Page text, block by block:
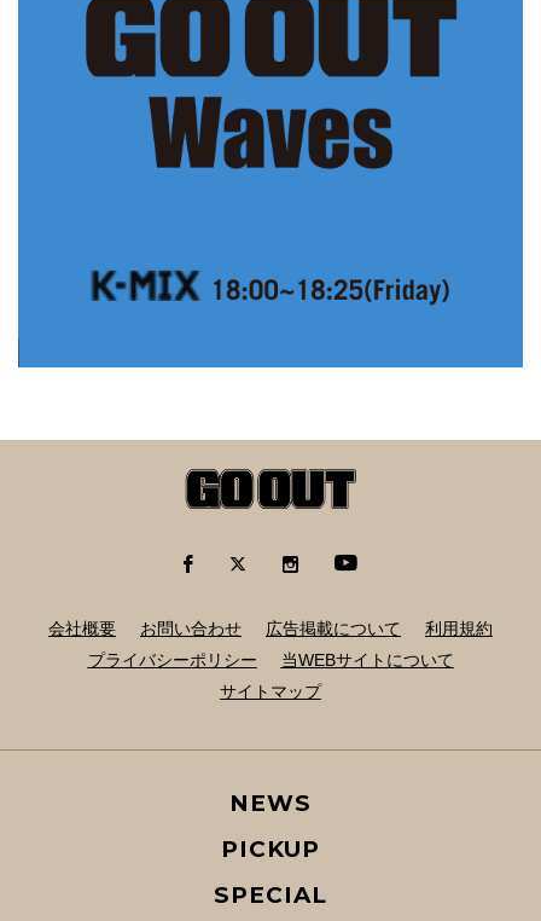
会社概要 お問い合わせ 広告掲載について
利用規約
プライバシーポリシー
当WEBサイトについて
サイトマップ
NEWS
PICKUP
SPECIAL